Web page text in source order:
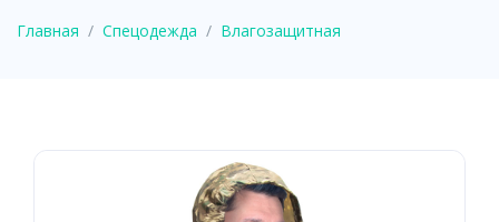
Главная Спецодежда Влагозащитная